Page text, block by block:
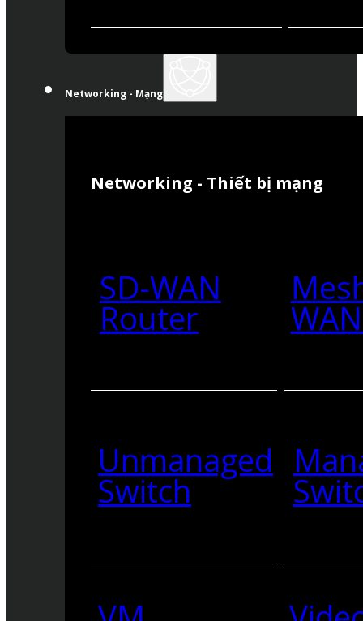
Networking - Mạng
Networking - Thiết bị mạng
SD-WAN
Router
Unmanaged
Switch